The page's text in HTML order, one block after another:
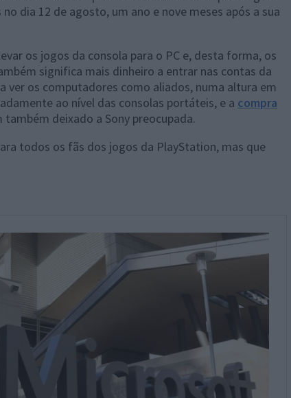
dia 12 de agosto, um ano e nove meses após a sua
os jogos da consola para o PC e, desta forma, os
significa mais dinheiro a entrar nas contas da
ver os computadores como aliados, numa altura em
ao nível das consolas portáteis, e a compra
também deixado a Sony preocupada.
todos os fãs dos jogos da PlayStation, mas que